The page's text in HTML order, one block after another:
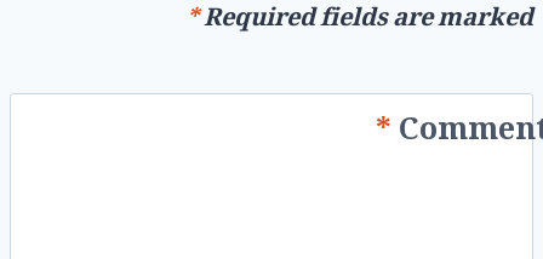
Required fields are marked
*
*